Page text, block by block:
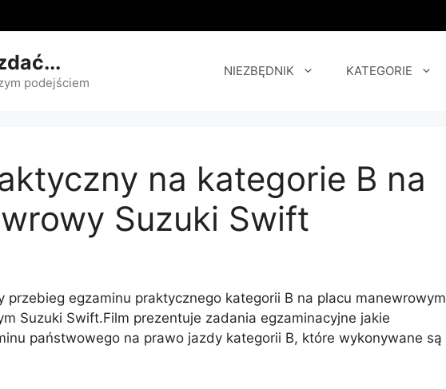
podejściem
NIEZBĘDNIK KATEGORIE
na kategorie B na
Suzuki Swift
przebieg egzaminu praktycznego kategorii B na placu manewrowym
Suzuki Swift.Film prezentuje zadania egzaminacyjne jakie
państwowego na prawo jazdy kategorii B, które wykonywane są